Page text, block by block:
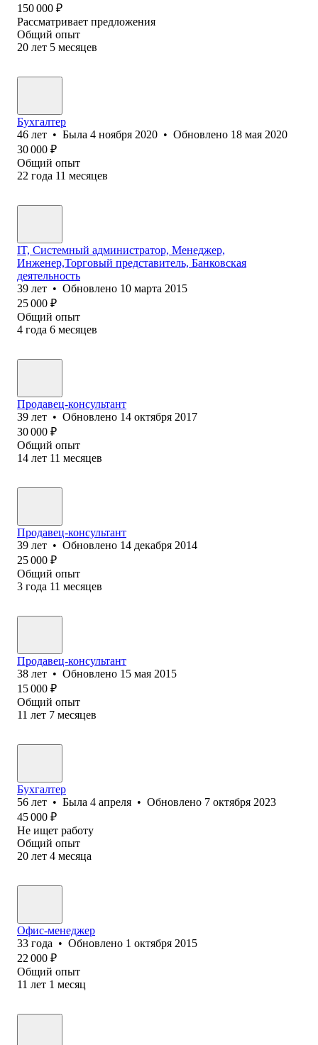
150 000 ₽
Рассматривает предложения
Общий опыт
20 лет 5 месяцев
Бухгалтер
46 лет • Была 4 ноября 2020 • Обновлено 18 мая 2020
30 000 ₽
Общий опыт
22 года 11 месяцев
IT, Системный администратор, Менеджер,
Инженер,Торговый представитель, Банковская
деятельность
39 лет • Обновлено 10 марта 2015
25 000 ₽
Общий опыт
4 года 6 месяцев
Продавец-консультант
39 лет • Обновлено 14 октября 2017
30 000 ₽
Общий опыт
14 лет 11 месяцев
Продавец-консультант
39 лет • Обновлено 14 декабря 2014
25 000 ₽
Общий опыт
3 года 11 месяцев
Продавец-консультант
38 лет • Обновлено 15 мая 2015
15 000 ₽
Общий опыт
11 лет 7 месяцев
Бухгалтер
56 лет • Была 4 апреля • Обновлено 7 октября 2023
45 000 ₽
Не ищет работу
Общий опыт
20 лет 4 месяца
Офис-менеджер
33 года • Обновлено 1 октября 2015
22 000 ₽
Общий опыт
11 лет 1 месяц